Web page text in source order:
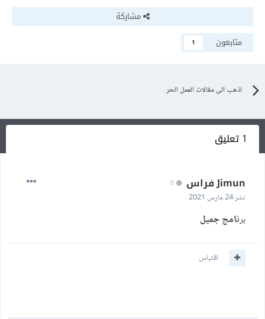
مشاركة
متابعون
1
اذهب الى مقالات العمل الحر
1 تعليق
Jimun فراس
نشر24 مارس 2021
برنامج جميل
اقتباس